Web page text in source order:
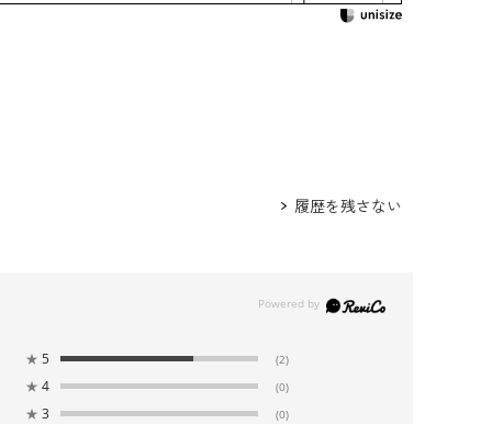
/5652200-00
履歴を残さない
★ 5 (2)
★ 4 (0)
★ 3 (0)